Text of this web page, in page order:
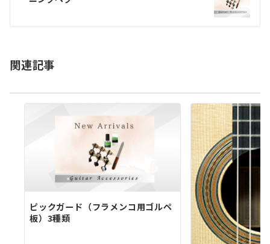
シ
ン
関連記事
ピックガード（フラメンコ用ゴルペ
板）3種類